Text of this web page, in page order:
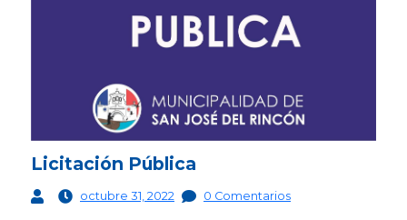
Licitación Pública
octubre 31, 2022 0 Comentarios